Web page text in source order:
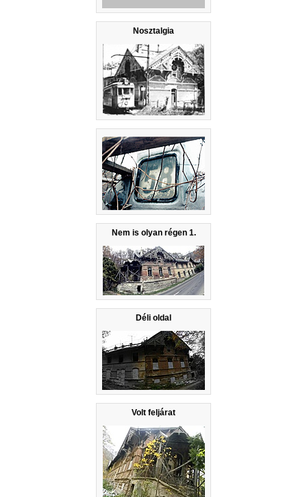
Nosztalgia
Nem is olyan régen 1.
Déli oldal
Volt feljárat